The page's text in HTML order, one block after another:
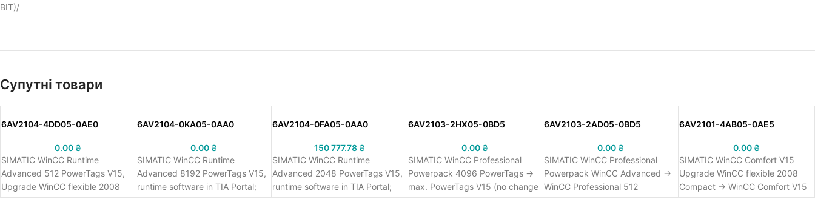
BIT)/
Супутні товари
6AV2104-4DD05-0AE0
0.00 ₴
SIMATIC WinCC Runtime
Advanced 512 PowerTags V15,
Upgrade WinCC flexible 2008
Runtime 512 PowerTags ->
6AV2104-0KA05-0AA0
0.00 ₴
SIMATIC WinCC Runtime
Advanced 8192 PowerTags V15,
runtime software in TIA Portal;
single license; software and
6AV2104-0FA05-0AA0
150 777.78 ₴
SIMATIC WinCC Runtime
Advanced 2048 PowerTags V15,
runtime software in TIA Portal;
single license; software and
6AV2103-2HX05-0BD5
0.00 ₴
SIMATIC WinCC Professional
Powerpack 4096 PowerTags ->
max. PowerTags V15 (no change
of version); engineering software
6AV2103-2AD05-0BD5
0.00 ₴
SIMATIC WinCC Professional
Powerpack WinCC Advanced ->
WinCC Professional 512
PowerTags V15 (no change of
6AV2101-4AB05-0AE5
0.00 ₴
SIMATIC WinCC Comfort V15
Upgrade WinCC flexible 2008
Compact -> WinCC Comfort V15
SP1 Combo; engineering